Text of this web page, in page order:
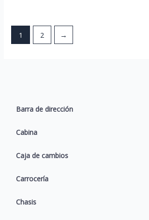
Barra de dirección
Cabina
Caja de cambios
Carrocería
Chasis
1 2 →